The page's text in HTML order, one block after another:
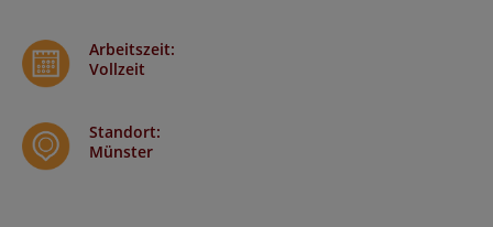
Arbeitszeit:
Vollzeit
Standort:
Münster